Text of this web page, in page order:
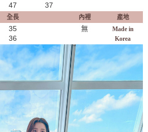
47
37
全長 內裡 產地
35
36
無
Made in
Korea